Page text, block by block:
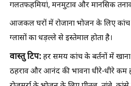
गलतफहमियां, मनमुटाव और मानसिक
आजकल घरों में रोजाना भोजन के लिए
ग्लासों का धड़ल्ले से इस्तेमाल होता है।
वास्तु टिप:हर समय कांच के बर्तनों में
ठहराव और आनंद की भावना धीरे-धीरे कम